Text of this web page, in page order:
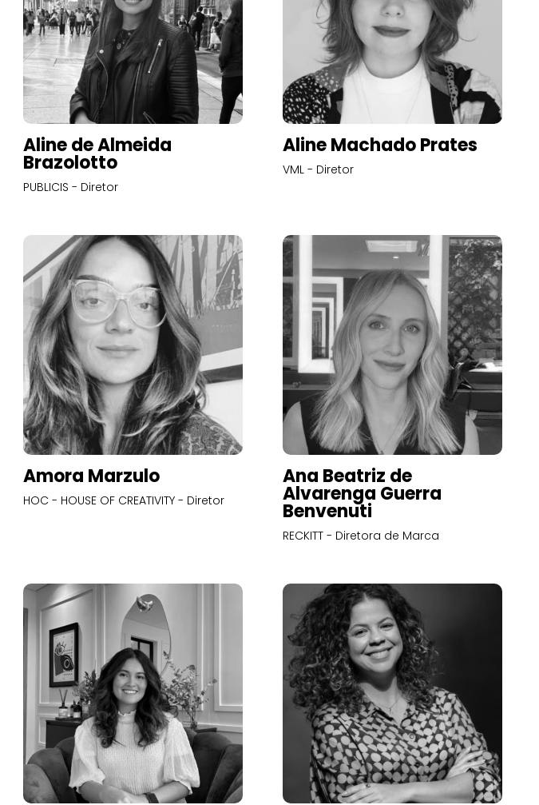
Aline de Almeida
Brazolotto
PUBLICIS - Diretor
Aline Machado Prates
VML - Diretor
Amora Marzulo
HOC - HOUSE OF CREATIVITY - Diretor
Ana Beatriz de
Alvarenga Guerra
Benvenuti
RECKITT - Diretora de Marca